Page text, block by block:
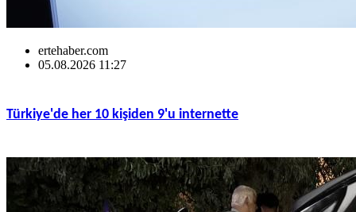
ertehaber.com
05.08.2026 11:27
Türkiye'de her 10 kişiden 9'u internette